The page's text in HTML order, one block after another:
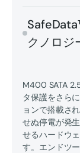
クノロジ
M400 SATA
タ保護をさら
ョンで搭載さ
せぬ停電が発
せるハードウ
す。エンドツ